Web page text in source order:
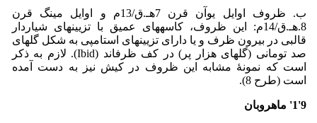
ب. ظروف اوایل یوآن قرن 7هـ.ق/13م و اوایل مینگ قرن
8.هـ.ق/14م: این ظروف، کاسه­های عمیق­ با تزیین­های شیاردار
قالبی در بیرون ظرف و یا دارای تزیین­های استامپی به شکل گل­های
صد تومانی (گل­های هزار پر) در کف ظرف­اند (Ibid). لازم به ذکر
است که نمونۀ مشابه این ظروف در کیش نیز به دست آمده
است (طرح 8).
9
'
1
' ماهروبان